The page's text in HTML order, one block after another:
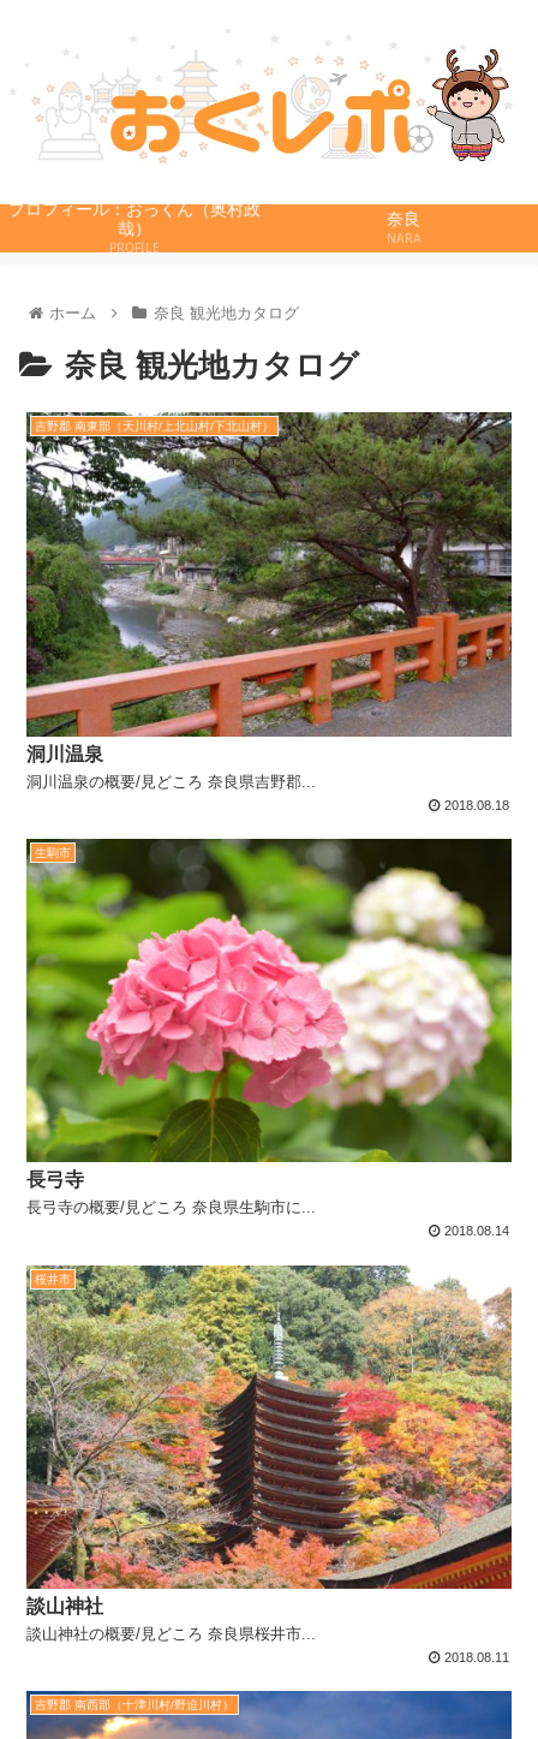
プロフィール：おっくん（奥村政
哉）
PROFILE
奈良
NARA
ホーム 奈良 観光地カタログ
奈良 観光地カタログ
吉野郡 南東部（天川村/上北山村/下北山村）
洞川温泉
洞川温泉の概要/見どころ 奈良県吉野郡...
2018.08.18
生駒市
長弓寺
長弓寺の概要/見どころ 奈良県生駒市に...
2018.08.14
桜井市
談山神社
談山神社の概要/見どころ 奈良県桜井市...
2018.08.11
吉野郡 南西部（十津川村/野迫川村）